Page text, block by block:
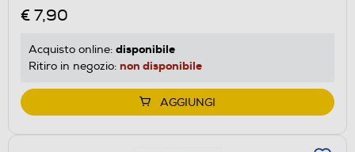
€ 7,90
Acquisto online: disponibile
Ritiro in negozio: non disponibile
AGGIUNGI